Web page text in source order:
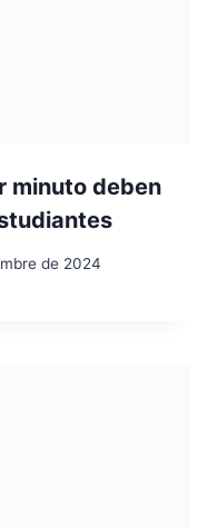
minuto deben
de 2024